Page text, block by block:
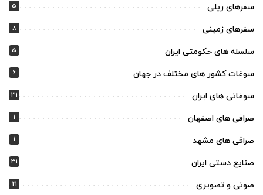
سفرهای ریلی 5
سفرهای زمینی 8
سلسله های حکومتی ایران 5
سوغات کشور های مختلف در جهان 6
سوغاتی های ایران 31
صرافی های اصفهان 1
صرافی های مشهد 1
صنایع دستی ایران 31
صوتی و تصویری 21